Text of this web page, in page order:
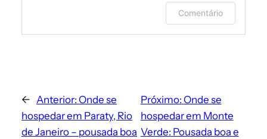
Faça login ou forneça seu nome e e-
mail para deixar um comentário.
Comentário
← Anterior: Onde se
hospedar em Paraty, Rio
de Janeiro – pousada boa
Próximo: Onde se
hospedar em Monte
Verde: Pousada boa e